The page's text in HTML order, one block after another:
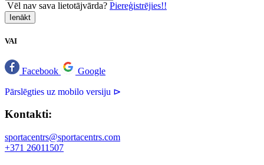
Vēl nav sava lietotājvārda? Piereģistrējies!!
Ienākt
VAI
Facebook Google
Pārslēgties uz mobilo versiju ⊳
Kontakti:
sportacentrs@sportacentrs.com
+371 26011507